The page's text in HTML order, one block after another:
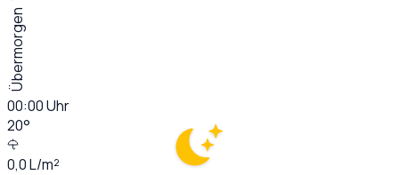
Übermorgen
00:00Uhr
20°
0,0L/m²